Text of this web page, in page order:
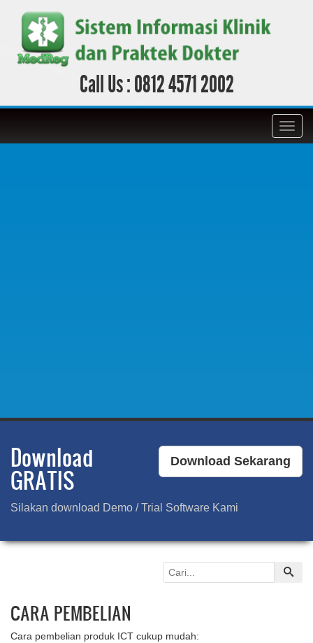
Call Us :0812 4571 2002
Download Sekarang
Download
GRATIS
Silakan download Demo / Trial Software Kami
CARA PEMBELIAN
Cara pembelian produk ICT cukup mudah: